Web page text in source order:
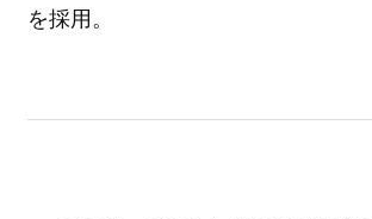
を採用。